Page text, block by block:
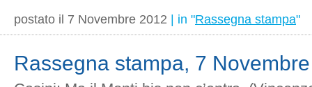
postato il 7 Novembre 2012 | in "Rassegna stampa"
Rassegna stampa, 7 Novembre